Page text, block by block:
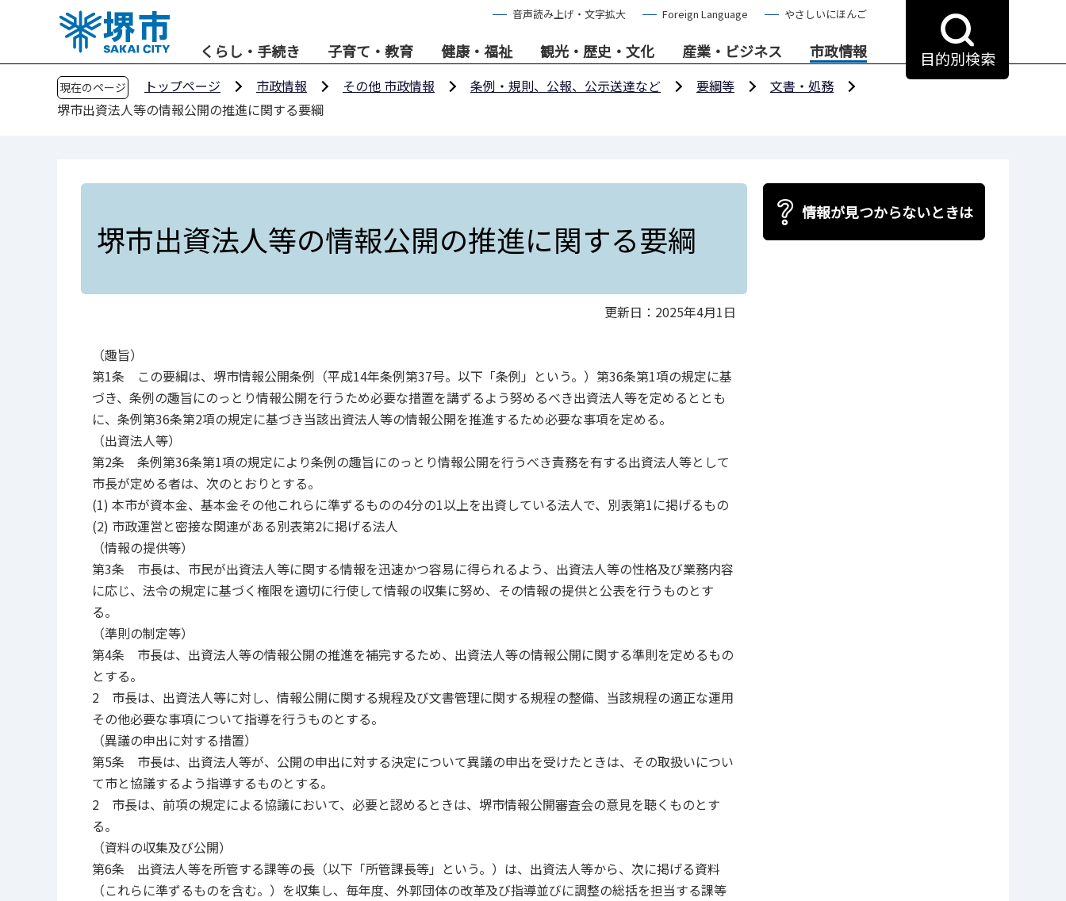
音声読み上げ・文字拡大 Foreign Language やさしいにほんご
くらし・手続き 子育て・教育 健康・福祉 観光・歴史・文化 産業・ビジネス 市政情報 目的別検索
現在のページ トップページ 市政情報 その他 市政情報 条例・規則、公報、公示送達など 要綱等
文書・処務
堺市出資法人等の情報公開の推進に関する要綱
堺市出資法人等の情報公開の推進に関する要綱
更新日：2025年4月1日
（趣旨）
第1条 この要綱は、堺市情報公開条例（平成14年条例第37号。以下「条例」という。）第36条第1項の規定に基
づき、条例の趣旨にのっとり情報公開を行うため必要な措置を講ずるよう努めるべき出資法人等を定めるととも
に、条例第36条第2項の規定に基づき当該出資法人等の情報公開を推進するため必要な事項を定める。
（出資法人等）
第2条 条例第36条第1項の規定により条例の趣旨にのっとり情報公開を行うべき責務を有する出資法人等として
市長が定める者は、次のとおりとする。
(1) 本市が資本金、基本金その他これらに準ずるものの4分の1以上を出資している法人で、別表第1に掲げるもの
(2) 市政運営と密接な関連がある別表第2に掲げる法人
（情報の提供等）
第3条 市長は、市民が出資法人等に関する情報を迅速かつ容易に得られるよう、出資法人等の性格及び業務内容
に応じ、法令の規定に基づく権限を適切に行使して情報の収集に努め、その情報の提供と公表を行うものとす
る。
（準則の制定等）
第4条 市長は、出資法人等の情報公開の推進を補完するため、出資法人等の情報公開に関する準則を定めるもの
とする。
2 市長は、出資法人等に対し、情報公開に関する規程及び文書管理に関する規程の整備、当該規程の適正な運用
その他必要な事項について指導を行うものとする。
（異議の申出に対する措置）
第5条 市長は、出資法人等が、公開の申出に対する決定について異議の申出を受けたときは、その取扱いについ
て市と協議するよう指導するものとする。
2 市長は、前項の規定による協議において、必要と認めるときは、堺市情報公開審査会の意見を聴くものとす
る。
（資料の収集及び公開）
第6条 出資法人等を所管する課等の長（以下「所管課長等」という。）は、出資法人等から、次に掲げる資料
（これらに準ずるものを含む。）を収集し、毎年度、外郭団体の改革及び指導並びに調整の総括を担当する課等
情報が見つからないときは